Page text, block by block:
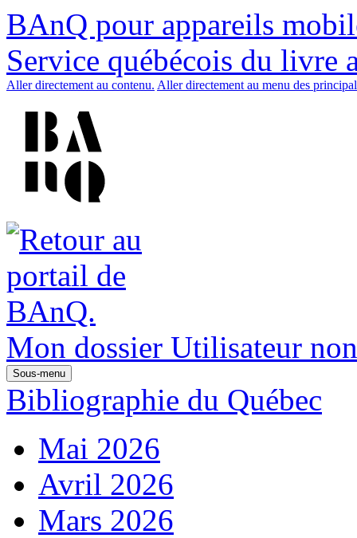
BAnQ pour appareils
Service québécois du livre
Aller directement au contenu. Aller directement au menu des
Mon dossier Utilisateur
Sous-menu
Bibliographie du Québec
Mai 2026
Avril 2026
Mars 2026